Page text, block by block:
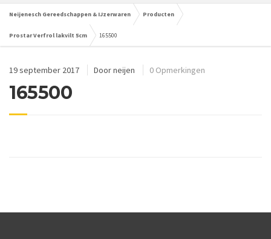
Neijenesch Gereedschappen & IJzerwaren Producten
Prostar Verfrol lakvilt 5cm 165500
19 september 2017 Doorneijen 0 Opmerkingen
165500